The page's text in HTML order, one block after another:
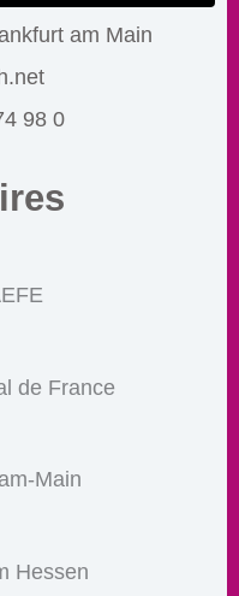
am Main
98 0
de France
Main
Hessen